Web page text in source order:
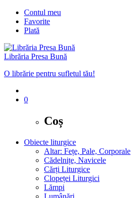
Contul meu
Favorite
Plată
Librăria Presa Bună
O librărie pentru sufletul tău!
0
Coș
Obiecte liturgice
Altar: Fețe, Pale, Corporale
Cădelnițe, Navicele
Cărți Liturgice
Clopeței Liturgici
Lămpi
Lumânări